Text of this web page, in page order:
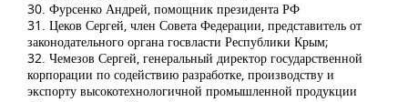
30. Фурсенко Андрей, помощник президента РФ
31. Цеков Сергей, член Совета Федерации, представитель от
законодательного органа госвласти Республики Крым;
32. Чемезов Сергей, генеральный директор государственной
корпорации по содействию разработке, производству и
экспорту высокотехнологичной промышленной продукции